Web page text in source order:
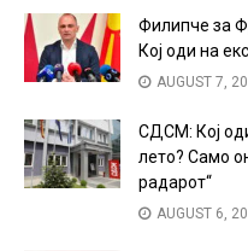
Филипче за
Кој оди на
AUGUST 7,
СДСМ: Кој
лето? Само
радарот“
AUGUST 6,